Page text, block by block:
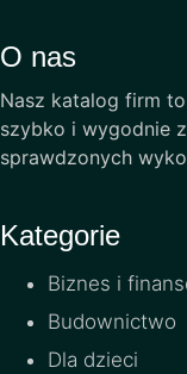
O nas
Nasz katalog firm
szybko i wygodnie
sprawdzonych
Kategorie
Biznes i
Budownictwo
Dla dzieci